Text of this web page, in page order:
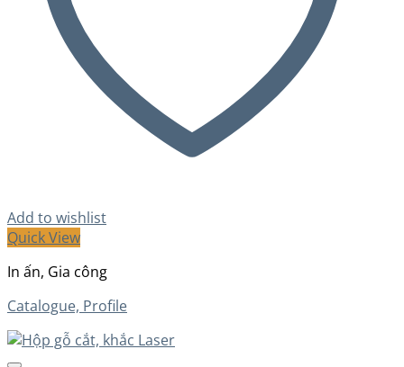
Add to wishlist
Quick View
In ấn, Gia công
Catalogue, Profile